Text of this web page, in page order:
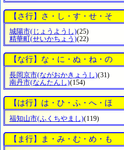
【さ行】さ・し・す・せ・そ
城陽市(じょうようし)(25)
精華町 (せいかちょう)(22)
【な行】な・に・ぬ・ね・の
長岡京市(ながおかきょうし)(31)
南丹市(なんたんし)(154)
【は行】は・ひ・ふ・へ・ほ
福知山市(ふくちやまし)(119)
【ま行】ま・み・む・め・も